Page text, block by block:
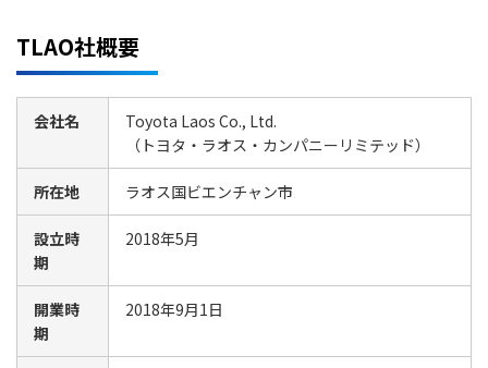
TLAO社概要
会社名
Toyota Laos Co., Ltd.
（トヨタ・ラオス・カンパニーリミテッド）
所在地 ラオス国ビエンチャン市
設立時
期
2018年5月
開業時
期
2018年9月1日